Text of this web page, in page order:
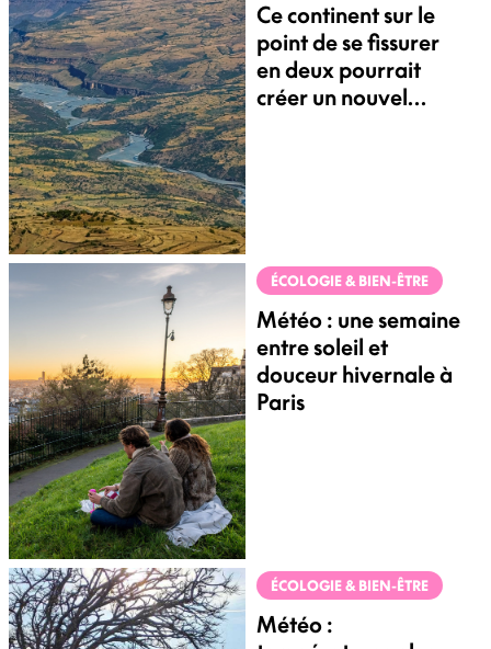
Ce continent sur le
point de se fissurer
en deux pourrait
créer un nouvel
ÉCOLOGIE & BIEN-ÊTRE
Météo : une semaine
entre soleil et
douceur hivernale à
Paris
ÉCOLOGIE & BIEN-ÊTRE
Météo :